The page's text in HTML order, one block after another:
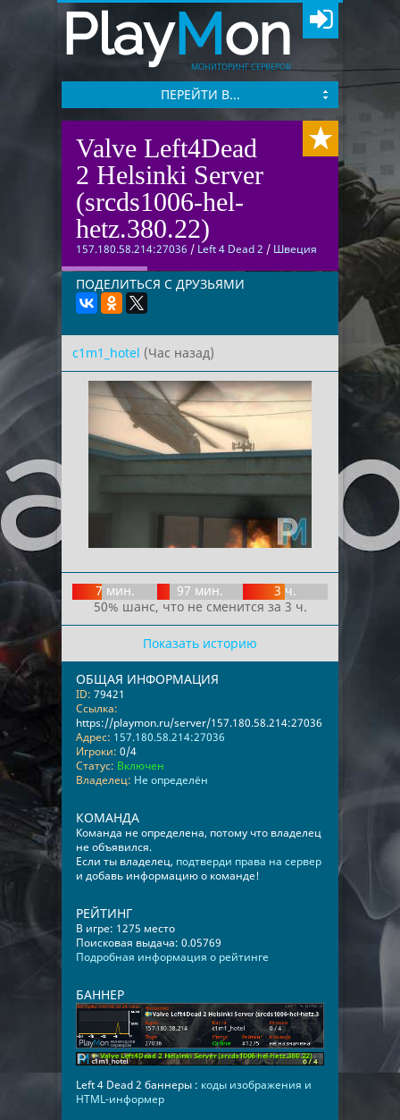
PlayMon
МОНИТОРИНГ СЕРВЕРОВ
ПЕРЕЙТИ В...
Valve Left4Dead
2 Helsinki Server
(srcds1006-hel-
hetz.380.22)
157.180.58.214:27036 / Left 4 Dead 2 / Швеция
ПОДЕЛИТЬСЯ С ДРУЗЬЯМИ
c1m1_hotel (Час назад)
7 мин. 97 мин.
3 ч.
50% шанс, что не сменится за 3 ч.
Показать историю
ОБЩАЯ ИНФОРМАЦИЯ
ID: 79421
Ссылка:
https://playmon.ru/server/157.180.58.214:27036
Адрес: 157.180.58.214:27036
Игроки: 0/4
Статус: Включен
Владелец: Не определён
КОМАНДА
Команда не определена, потому что владелец
не объявился.
Если ты владелец, подтверди права на сервер
и добавь информацию о команде!
РЕЙТИНГ
В игре: 1275 место
Поисковая выдача: 0.05769
Подробная информация о рейтинге
БАННЕР
Left 4 Dead 2 баннеры : коды изображения и
HTML-информер